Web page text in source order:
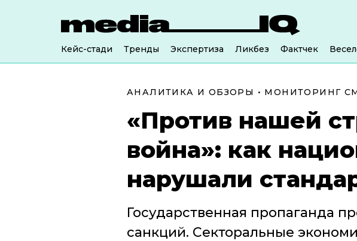
Кейс-стади Тренды Экспертиза Ликбез Фактчек
АНАЛИТИКА И ОБЗОРЫ • МОНИТОРИНГ
«Против нашей
война»: как
нарушали
Государственная пропаганда
санкций. Секторальные